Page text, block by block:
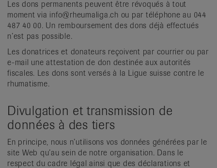
Les dons permanents peuvent être révoqués à tout
moment via info@rheumaliga.ch ou par téléphone au 044
487 40 00. Un remboursement des dons déjà effectués
n’est pas possible.
Les donatrices et donateurs reçoivent par courrier ou par
e-mail une attestation de don destinée aux autorités
fiscales. Les dons sont versés à la Ligue suisse contre le
rhumatisme.
Divulgation et transmission de
données à des tiers
En principe, nous n’utilisons vos données générées par le
site Web qu’au sein de notre organisation. Dans le
respect du cadre légal ainsi que des déclarations et